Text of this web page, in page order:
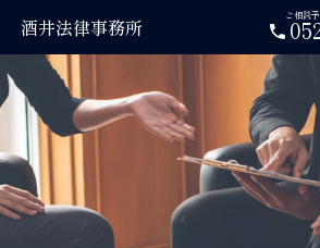
酒井法律事務所 ご相談